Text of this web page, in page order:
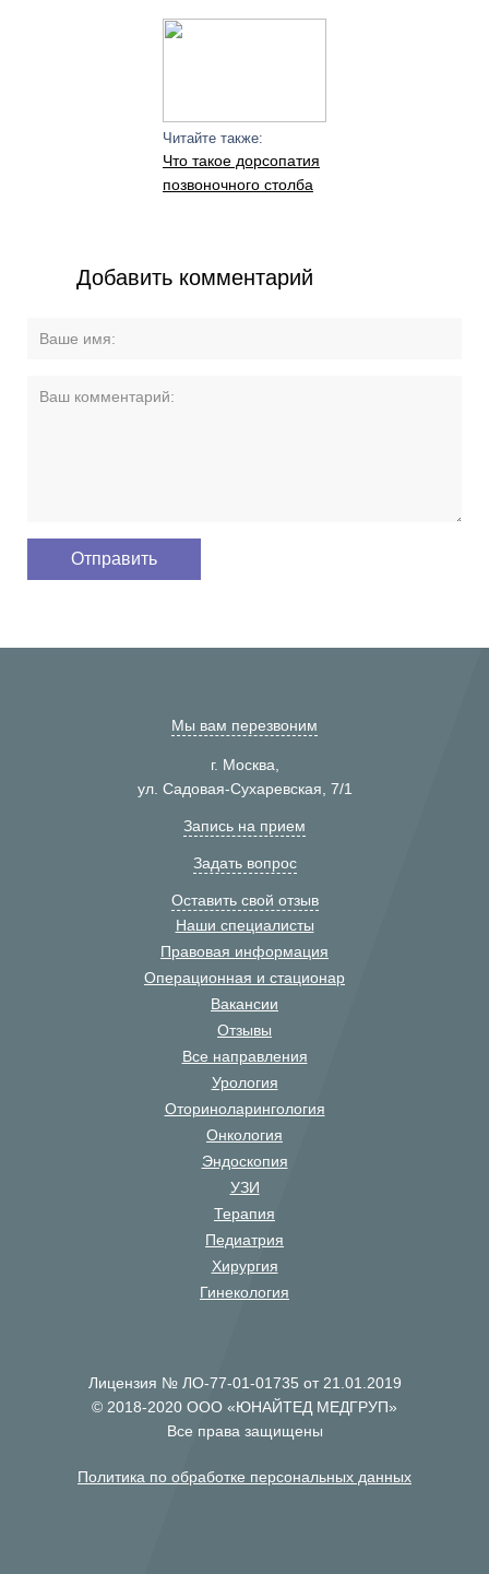
Читайте также:
Что такое дорсопатия
позвоночного столба
Добавить комментарий
Мы вам перезвоним
г. Москва,
ул. Садовая-Сухаревская, 7/1
Запись на прием
Задать вопрос
Оставить свой отзыв
Наши специалисты
Правовая информация
Операционная и стационар
Вакансии
Отзывы
Все направления
Урология
Оториноларингология
Онкология
Эндоскопия
УЗИ
Терапия
Педиатрия
Хирургия
Гинекология
Лицензия № ЛО-77-01-01735 от 21.01.2019
© 2018-2020 ООО «ЮНАЙТЕД МЕДГРУП»
Все права защищены
Политика по обработке персональных данных